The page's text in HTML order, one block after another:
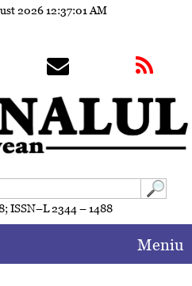
202612:37:04 AM
ISSN–L 2344 – 1488
Meniu